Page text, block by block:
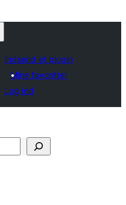
Indsend et plugin
Mine favoritter
Log ind